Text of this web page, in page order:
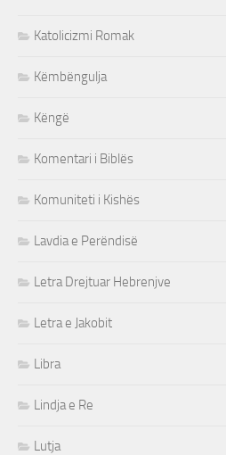
Katolicizmi Romak
Këmbëngulja
Këngë
Komentari i Biblës
Komuniteti i Kishës
Lavdia e Perëndisë
Letra Drejtuar Hebrenjve
Letra e Jakobit
Libra
Lindja e Re
Lutja